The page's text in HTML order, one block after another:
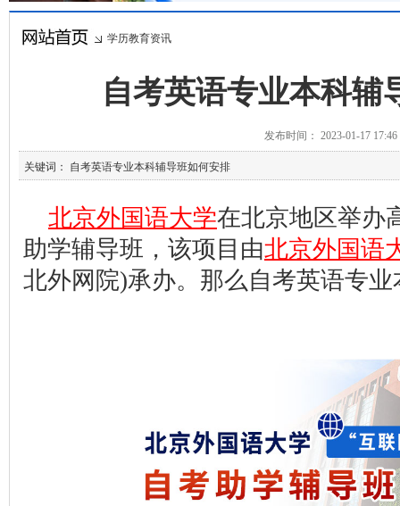
学历教育资讯
自考英语专业本科辅
发布时间： 2023-01-17
关键词： 自考英语专业本科辅导班如何安排
北京外国语大学在北京地区举办
助学辅导班，该项目由北京外国语
北外网院)承办。那么自考英语专